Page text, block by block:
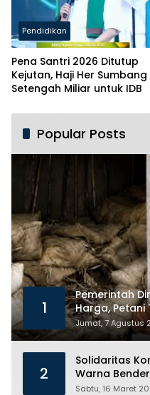
Pendidikan
Pena Santri 2026 Ditutup
Kejutan, Haji Her Sumbang
Setengah Miliar untuk IDB
Popular Posts
1
Pemerintah
Harga, Petani
Jumat, 7 Agustus
2
Solidaritas
Warna
Sabtu, 16 Maret